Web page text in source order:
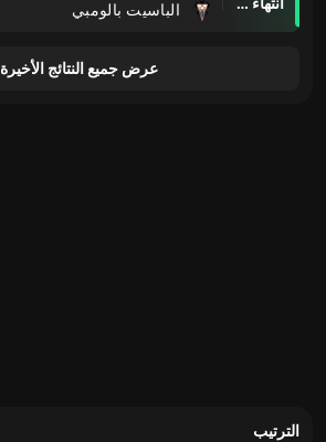
الباسيت بالومبي
عرض جميع النتائج الأخيرة
الترتيب